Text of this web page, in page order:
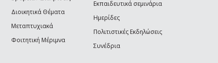
Διοικητικά Θέματα
Μεταπτυχιακά
Φοιτητική Μέριμνα
Εκπαιδευτικά σεμινάρια
Ημερίδες
Πολιτιστικές Εκδηλώσεις
Συνέδρια